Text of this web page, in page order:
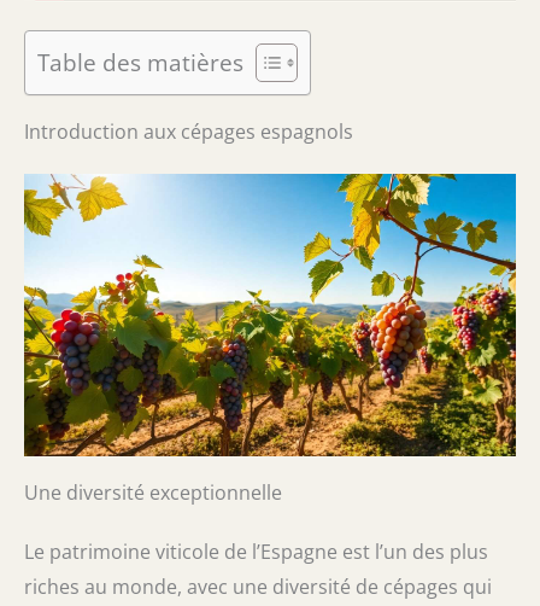
Table des matières
Introduction aux cépages espagnols
Une diversité exceptionnelle
Le patrimoine viticole de l’Espagne est l’un des plus
riches au monde, avec une diversité de cépages qui